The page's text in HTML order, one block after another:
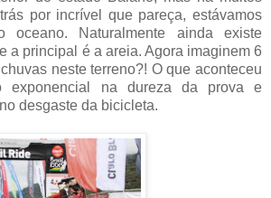
por incrível que pareça, estávamos
oceano. Naturalmente ainda existe
a principal é a areia. Agora imaginem 6
neste terreno?! O que aconteceu
exponencial na dureza da prova e
desgaste da bicicleta.